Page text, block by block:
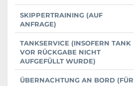
SKIPPERTRAINING (AUF
ANFRAGE)
TANKSERVICE (INSOFERN TANK
VOR RÜCKGABE NICHT
AUFGEFÜLLT WURDE)
ÜBERNACHTUNG AN BORD (FÜR